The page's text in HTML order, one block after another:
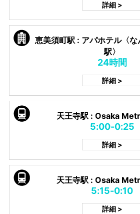
詳細 >
恵美須町駅 : アパホテル〈
駅〉
24時間
詳細 >
天王寺駅 : Osaka
5:00-0:25
詳細 >
天王寺駅 : Osaka
5:15-0:10
詳細 >